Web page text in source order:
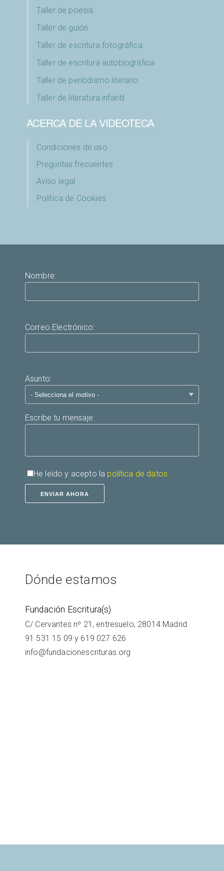
Taller de poesía
Taller de guión
Taller de escritura fotográfica
Taller de escritura autobiográfica
Taller de periodismo literario
Taller de literatura infantil
ACERCA DE LA VIDEOTECA
Condiciones de uso
Preguntas frecuentes
Aviso legal
Política de Cookies
Nombre:
Correo Electrónico:
Asunto:
Escribe tu mensaje:
He leído y acepto la política de datos.
Dónde estamos
Fundación Escritura(s)
C/ Cervantes nº 21, entresuelo, 28014 Madrid
91 531 15 09 y 619 027 626
info@fundacionescrituras.org